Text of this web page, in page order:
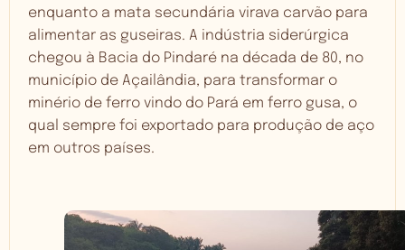
enquanto a mata secundária virava carvão para
alimentar as guseiras. A indústria siderúrgica
chegou à Bacia do Pindaré na década de 80, no
município de Açailândia, para transformar o
minério de ferro vindo do Pará em ferro gusa, o
qual sempre foi exportado para produção de aço
em outros países.